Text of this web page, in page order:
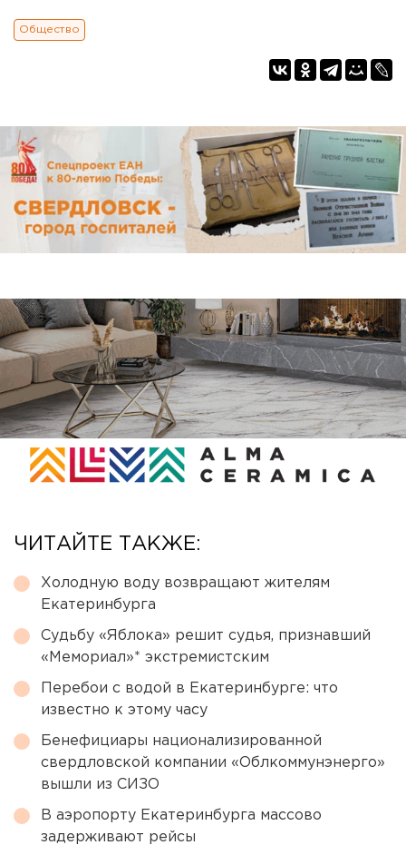
Общество
ЧИТАЙТЕ ТАКЖЕ:
Холодную воду возвращают жителям
Екатеринбурга
Судьбу «Яблока» решит судья, признавший
«Мемориал»* экстремистским
Перебои с водой в Екатеринбурге: что
известно к этому часу
Бенефициары национализированной
свердловской компании «Облкоммунэнерго»
вышли из СИЗО
В аэропорту Екатеринбурга массово
задерживают рейсы